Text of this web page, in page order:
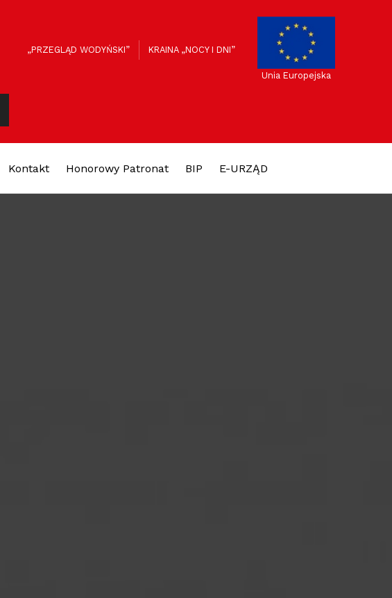
„PRZEGLĄD WODYŃSKI”
KRAINA „NOCY I DNI”
Unia Europejska
Kontakt Honorowy Patronat BIP E-URZĄD